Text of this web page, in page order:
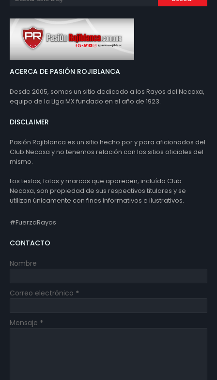
ACERCA DE PASIÓN ROJIBLANCA
Desde 2005, somos un sitio dedicado a los Rayos del Necaxa,
equipo de la Liga MX fundado en el año de 1923.
DISCLAIMER
Pasión Rojiblanca es un sitio hecho por y para aficionados del
Club Necaxa y no tenemos relación con los sitios oficiales del
mismo.
Los textos, fotos y marcas que aparecen, incluído Club
Necaxa, son propiedad de sus respectivos titulares y se
utilizan únicamente con fines informativos e ilustrativos.
#FuerzaRayos
CONTACTO
Nombre
Correo electrónico *
Mensaje *